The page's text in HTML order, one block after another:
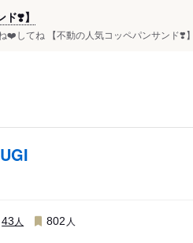
❣️】
❤️してね 【不動の人気コッペパンサンド❣️
43 人 802 人